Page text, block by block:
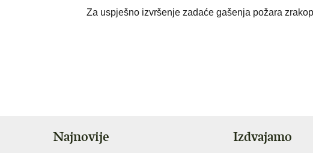
Za uspješno izvršenje zadaće gašenja požara
Najnovije Izdvajamo